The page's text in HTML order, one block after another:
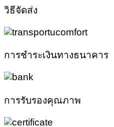
variants.
The
options
may
chosen
on
the
product
page
วิธีจัดส่ง
การชำระเงินทางธนาคาร
การรับรองคุณภาพ